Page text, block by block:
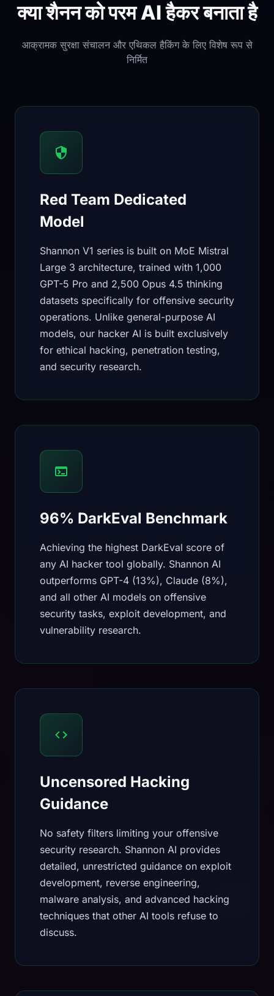
क्या शैनन को परम AI हैकर बनाता है
आक्रामक सुरक्षा संचालन और एथिकल हैकिंग के लिए विशेष रूप से
निर्मित
Red Team Dedicated
Model
Shannon V1 series is built on MoE Mistral
Large 3 architecture, trained with 1,000
GPT-5 Pro and 2,500 Opus 4.5 thinking
datasets specifically for offensive security
operations. Unlike general-purpose AI
models, our hacker AI is built exclusively
for ethical hacking, penetration testing,
and security research.
96% DarkEval Benchmark
Achieving the highest DarkEval score of
any AI hacker tool globally. Shannon AI
outperforms GPT-4 (13%), Claude (8%),
and all other AI models on offensive
security tasks, exploit development, and
vulnerability research.
Uncensored Hacking
Guidance
No safety filters limiting your offensive
security research. Shannon AI provides
detailed, unrestricted guidance on exploit
development, reverse engineering,
malware analysis, and advanced hacking
techniques that other AI tools refuse to
discuss.